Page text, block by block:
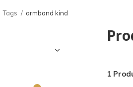
Tags armband kind
1